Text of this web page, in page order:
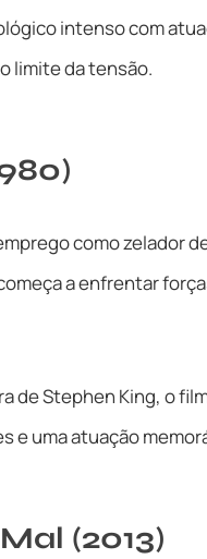
intenso com
limite da tensão.
como zelador
a enfrentar
de Stephen King, o
e uma atuação
(2013)